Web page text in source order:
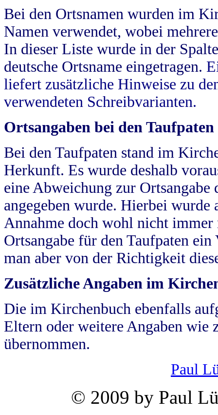
Bei den Ortsnamen wurden im
Namen verwendet, wobei
In dieser Liste wurde in der
deutsche Ortsname eingetragen.
liefert zusätzliche Hinweise zu
verwendeten Schreibvarianten.
Ortsangaben bei den Taufpaten
Bei den Taufpaten stand im
Herkunft. Es wurde deshalb
eine Abweichung zur
angegeben wurde. Hierbei wurde
Annahme doch wohl nicht
Ortsangabe für den Taufpaten
man aber von der Richtigkeit
Zusätzliche Angaben im
Die im Kirchenbuch ebenfalls
Eltern oder weitere Angaben wie
übernommen.
Paul
© 2009 by Paul